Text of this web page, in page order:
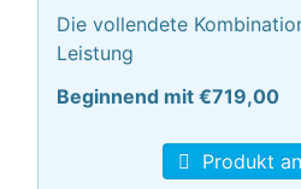
Die vollendete
Leistung
Beginnend mit €719,00
Produkt